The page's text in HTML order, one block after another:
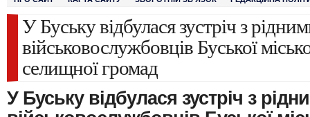
У Буську відбулася зустріч з
військовослужбовців Буської
селищної громад
У Буську відбулася зустріч з